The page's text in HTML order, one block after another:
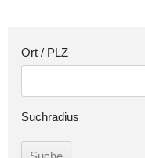
Ort / PLZ
Suchradius